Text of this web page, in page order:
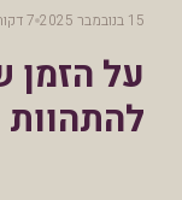
15 בנובמבר 2025 7 דקות קריאה
על הזמן
להתהוות